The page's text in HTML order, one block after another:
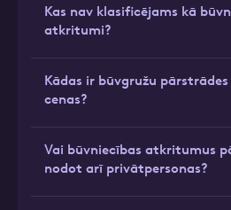
Kas nav klasificējams kā
atkritumi?
Kādas ir būvgružu pārstrādes
cenas?
Vai būvniecības atkritumus
nodot arī privātpersonas?